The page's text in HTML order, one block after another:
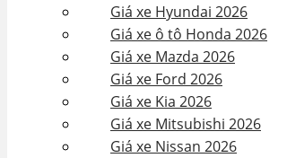
Giá xe Hyundai 2026
Giá xe ô tô Honda 2026
Giá xe Mazda 2026
Giá xe Ford 2026
Giá xe Kia 2026
Giá xe Mitsubishi 2026
Giá xe Nissan 2026